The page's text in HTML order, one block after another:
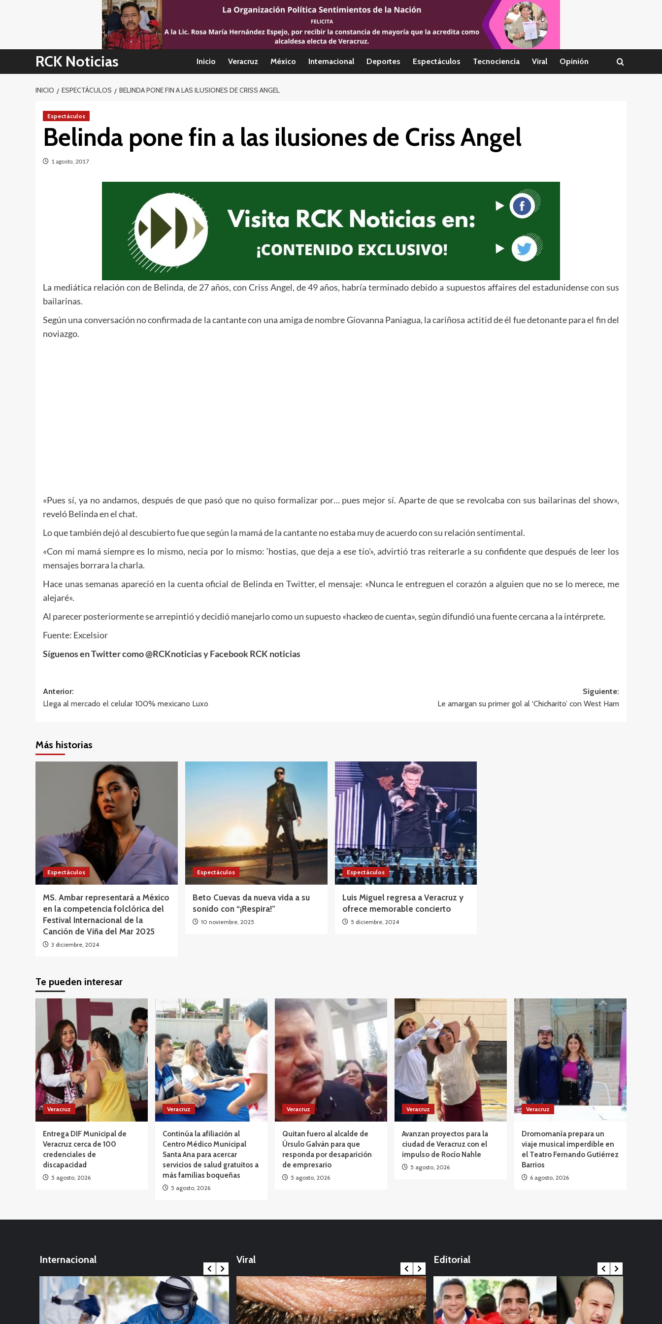
RCK Noticias Inicio Veracruz México Internacional Deportes Espectáculos Tecnociencia Viral Opinión
INICIO ESPECTÁCULOS BELINDA PONE FIN A LAS ILUSIONES DE CRISS ANGEL
Espectáculos
Belinda pone fin a las ilusiones de Criss Angel
1 agosto, 2017
La mediática relación con de Belinda, de 27 años, con Criss Angel, de 49 años, habría terminado debido a supuestos affaires del estadunidense con sus
bailarinas.
Según una conversación no confirmada de la cantante con una amiga de nombre Giovanna Paniagua, la cariñosa actitid de él fue detonante para el fin del
noviazgo.
«Pues sí, ya no andamos, después de que pasó que no quiso formalizar por… pues mejor sí. Aparte de que se revolcaba con sus bailarinas del show»,
reveló Belinda en el chat.
Lo que también dejó al descubierto fue que según la mamá de la cantante no estaba muy de acuerdo con su relación sentimental.
«Con mi mamá siempre es lo mismo, necia por lo mismo: ‘hostias, que deja a ese tío'», advirtió tras reiterarle a su confidente que después de leer los
mensajes borrara la charla.
Hace unas semanas apareció en la cuenta oficial de Belinda en Twitter, el mensaje: «Nunca le entreguen el corazón a alguien que no se lo merece, me
alejaré».
Al parecer posteriormente se arrepintió y decidió manejarlo como un supuesto «hackeo de cuenta», según difundió una fuente cercana a la intérprete.
Fuente: Excelsior
Síguenos en Twitter como @RCKnoticias y Facebook RCK noticias
Navegación
de
Anterior:
Llega al mercado el celular 100% mexicano Luxo
Siguiente:
Le amargan su primer gol al ‘Chicharito’ con West Ham
Más historias
Espectáculos
MS. Ambar representará a México
en la competencia folclórica del
Festival Internacional de la
Canción de Viña del Mar 2025
3 diciembre, 2024
Espectáculos
Beto Cuevas da nueva vida a su
sonido con “¡Respira!”
10 noviembre, 2025
Espectáculos
Luis Miguel regresa a Veracruz y
ofrece memorable concierto
5 diciembre, 2024
Te pueden interesar
Veracruz
Entrega DIF Municipal de
Veracruz cerca de 100
credenciales de
discapacidad
5 agosto, 2026
Veracruz
Continúa la afiliación al
Centro Médico Municipal
Santa Ana para acercar
servicios de salud gratuitos a
más familias boqueñas
5 agosto, 2026
Veracruz
Quitan fuero al alcalde de
Úrsulo Galván para que
responda por desaparición
de empresario
5 agosto, 2026
Veracruz
Avanzan proyectos para la
ciudad de Veracruz con el
impulso de Rocío Nahle
5 agosto, 2026
Veracruz
Dromomanía prepara un
viaje musical imperdible en
el Teatro Fernando Gutiérrez
Barrios
6 agosto, 2026
Internacional
Internacional
Internacional
Viral Editorial
calendario político: Entre Tirios y Troyanos